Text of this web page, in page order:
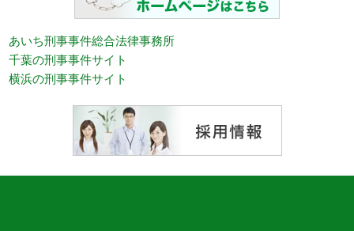
あいち刑事事件総合法律事務所
千葉の刑事事件サイト
横浜の刑事事件サイト